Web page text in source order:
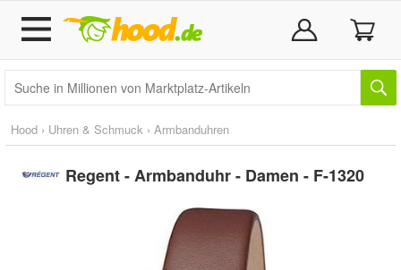
Hood › Uhren & Schmuck › Armbanduhren
Regent - Armbanduhr - Damen - F-1320